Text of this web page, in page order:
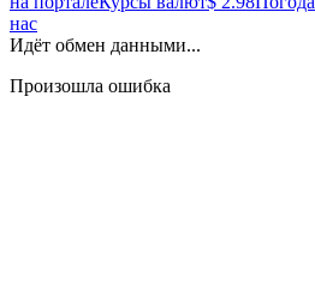
нас
Идёт обмен данными...
Произошла ошибка